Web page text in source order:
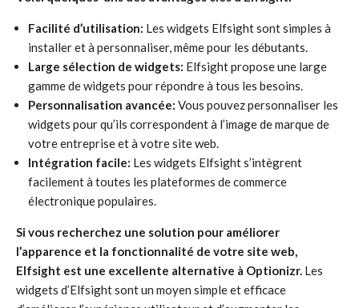
Facilité d’utilisation: Les widgets Elfsight sont simples à
installer et à personnaliser, même pour les débutants.
Large sélection de widgets: Elfsight propose une large
gamme de widgets pour répondre à tous les besoins.
Personnalisation avancée: Vous pouvez personnaliser les
widgets pour qu’ils correspondent à l’image de marque de
votre entreprise et à votre site web.
Intégration facile: Les widgets Elfsight s’intègrent
facilement à toutes les plateformes de commerce
électronique populaires.
Si vous recherchez une solution pour améliorer
l’apparence et la fonctionnalité de votre site web,
Elfsight est une excellente alternative à Optionizr. Les
widgets d’Elfsight sont un moyen simple et efficace